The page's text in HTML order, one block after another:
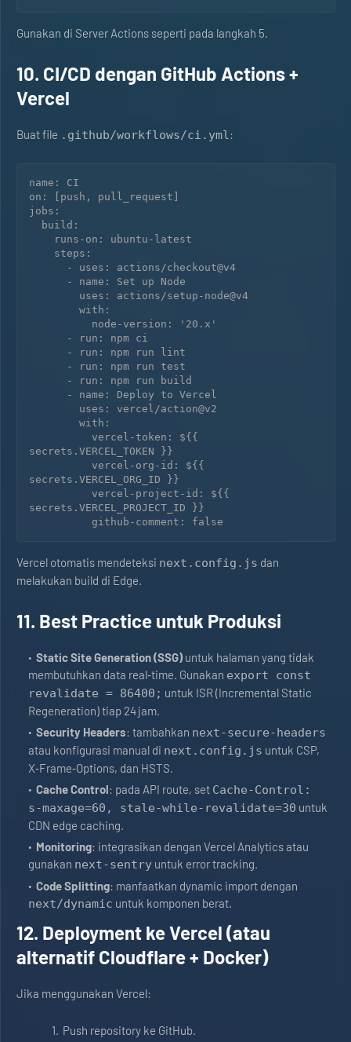
Gunakan di Server Actions seperti pada langkah 5.
10. CI/CD dengan GitHub Actions +
Vercel
Buat file .github/workflows/ci.yml:
name: CI
on: [push, pull_request]
jobs:
secrets.VERCEL_TOKEN }}
secrets.VERCEL_ORG_ID }}
secrets.VERCEL_PROJECT_ID }}
Vercel otomatis mendeteksi next.config.js dan
melakukan build di Edge.
11. Best Practice untuk Produksi
Static Site Generation (SSG)untuk halaman yang tidak
membutuhkan data real‑time. Gunakan export const
revalidate = 86400; untuk ISR (Incremental Static
Regeneration) tiap 24 jam.
Security Headers: tambahkan next-secure-headers
atau konfigurasi manual di next.config.js untuk CSP,
X‑Frame‑Options, dan HSTS.
Cache Control: pada API route, set Cache-Control:
s‑maxage=60, stale‑while-revalidate=30 untuk
CDN edge caching.
Monitoring: integrasikan dengan Vercel Analytics atau
gunakan next-sentry untuk error tracking.
Code Splitting: manfaatkan dynamic import dengan
next/dynamic untuk komponen berat.
12. Deployment ke Vercel (atau
alternatif Cloudflare + Docker)
Jika menggunakan Vercel:
Push repository ke GitHub.